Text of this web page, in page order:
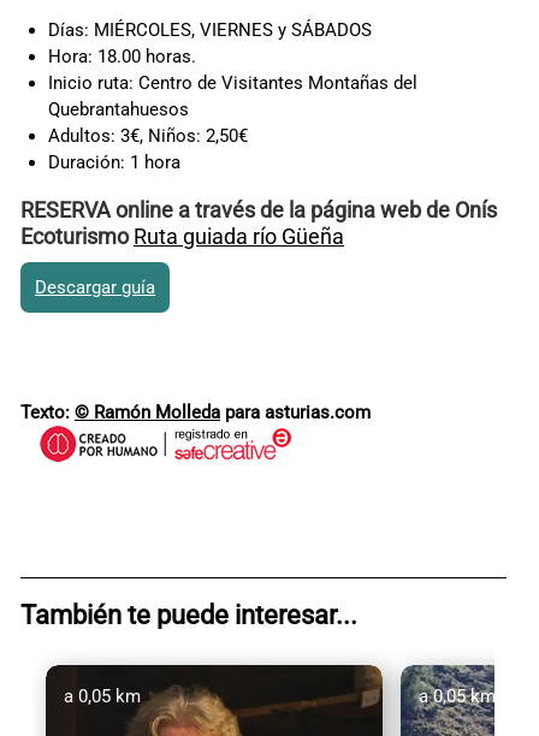
Días: MIÉRCOLES, VIERNES y SÁBADOS
Hora: 18.00 horas.
Inicio ruta: Centro de Visitantes Montañas del
Quebrantahuesos
Adultos: 3€, Niños: 2,50€
Duración: 1 hora
RESERVA online a través de la página web de Onís
Ecoturismo Ruta guiada río Güeña
Descargar guía
Texto: © Ramón Molleda para asturias.com
También te puede interesar...
a 0,05 km a 0,05 km